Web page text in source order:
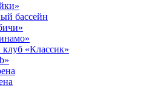
бассейн
«Классик»